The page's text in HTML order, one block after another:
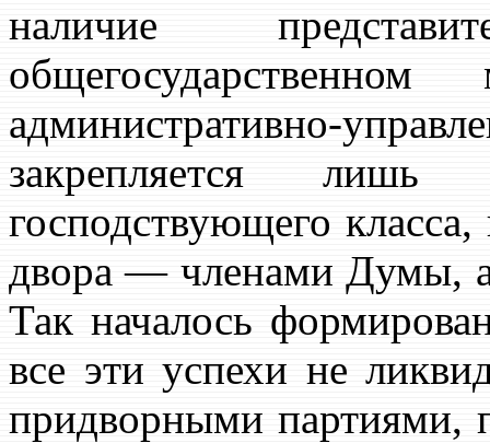
наличие
административно-
закрепляется
господствующего
двора — членами Думы,
Так началось
все эти успехи не
придворными партиями,